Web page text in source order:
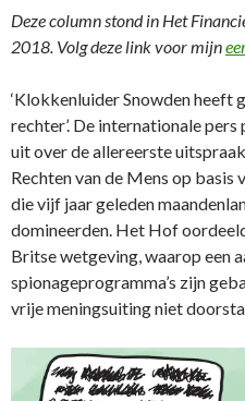
Deze column stond in Het
2018. Volg deze link voor mijn
‘Klokkenluider Snowden heeft
rechter’. De internationale
uit over de allereerste
Rechten van de Mens op basis
die vijf jaar geleden
domineerden. Het Hof
Britse wetgeving, waarop een
spionageprogramma’s zijn
vrije meningsuiting niet